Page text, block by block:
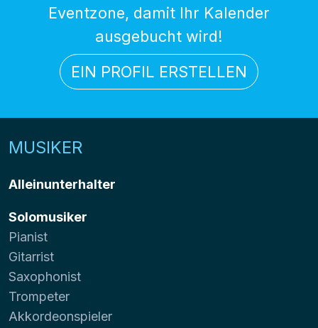
Eventzone, damit Ihr Kalender
ausgebucht wird!
EIN PROFIL ERSTELLEN
MUSIKER
Alleinunterhalter
Solomusiker
Pianist
Gitarrist
Saxophonist
Trompeter
Akkordeonspieler